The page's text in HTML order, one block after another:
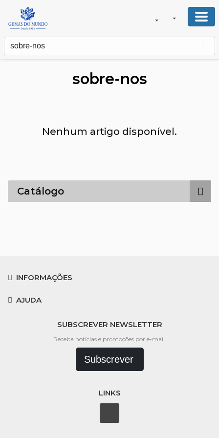
sobre-nos
Nenhum artigo disponível.
Catálogo
INFORMAÇÕES
AJUDA
SUBSCREVER NEWSLETTER
Receba notícias e promoções por e-mail.
Subscrever
LINKS